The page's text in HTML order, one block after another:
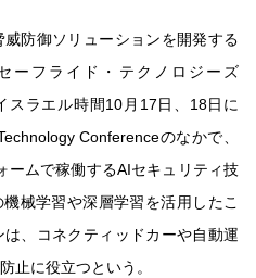
防御ソリューションを開発する
ーフライド・テクノロジーズ
スラエル時間10月17日、18日に
Conferenceのなかで、
ームで稼働するAIセキュリティ技
械学習や深層学習を活用したこ
、コネクティッドカーや自動運
止に役立つという。